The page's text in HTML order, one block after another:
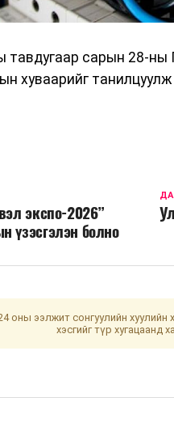
тавдугаар сарын 28-ны
хуваарийг
экспо-2026”
үзэсгэлэн болно
ээлжит сонгуулийн хуулийн
хэсгийг түр хугацаанд